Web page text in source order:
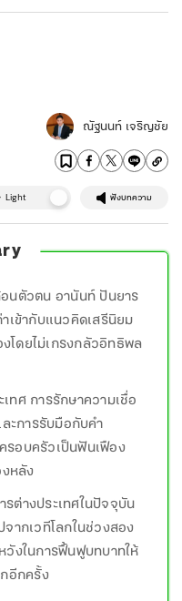
ณัฐนนท์ เจริญชัย
Light ฟังบทความ
นตัวตน อานันท์ ปันยาร
เข้ากับแนวคิดเสรีนิยม
โดยไม่เกรงกลัวอิทธิพล
ทศ การรักษาความเชื่อ
ะการรับมือกับคำ
อบครัวเป็นฟันเฟือง
หลัง
ต่างประเทศในปัจจุบัน
ากเวทีโลกในช่วงสอง
งในการฟื้นฟูบทบาทให้
อีกครั้ง